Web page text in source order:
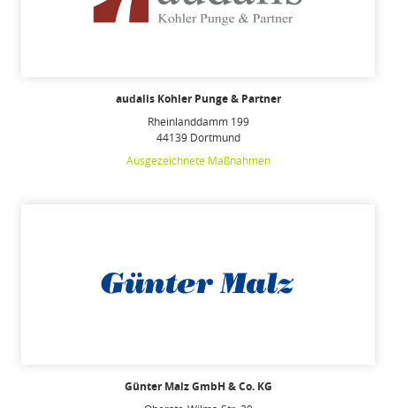
audalis Kohler Punge & Partner
Rheinlanddamm 199
44139 Dortmund
Ausgezeichnete Maßnahmen
Günter Malz GmbH & Co. KG